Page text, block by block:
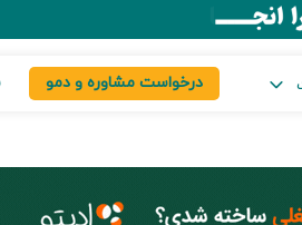
درخواست مشاوره و دمو